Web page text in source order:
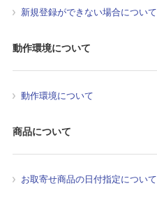
新規登録ができない場合について
動作環境について
動作環境について
商品について
お取寄せ商品の日付指定について